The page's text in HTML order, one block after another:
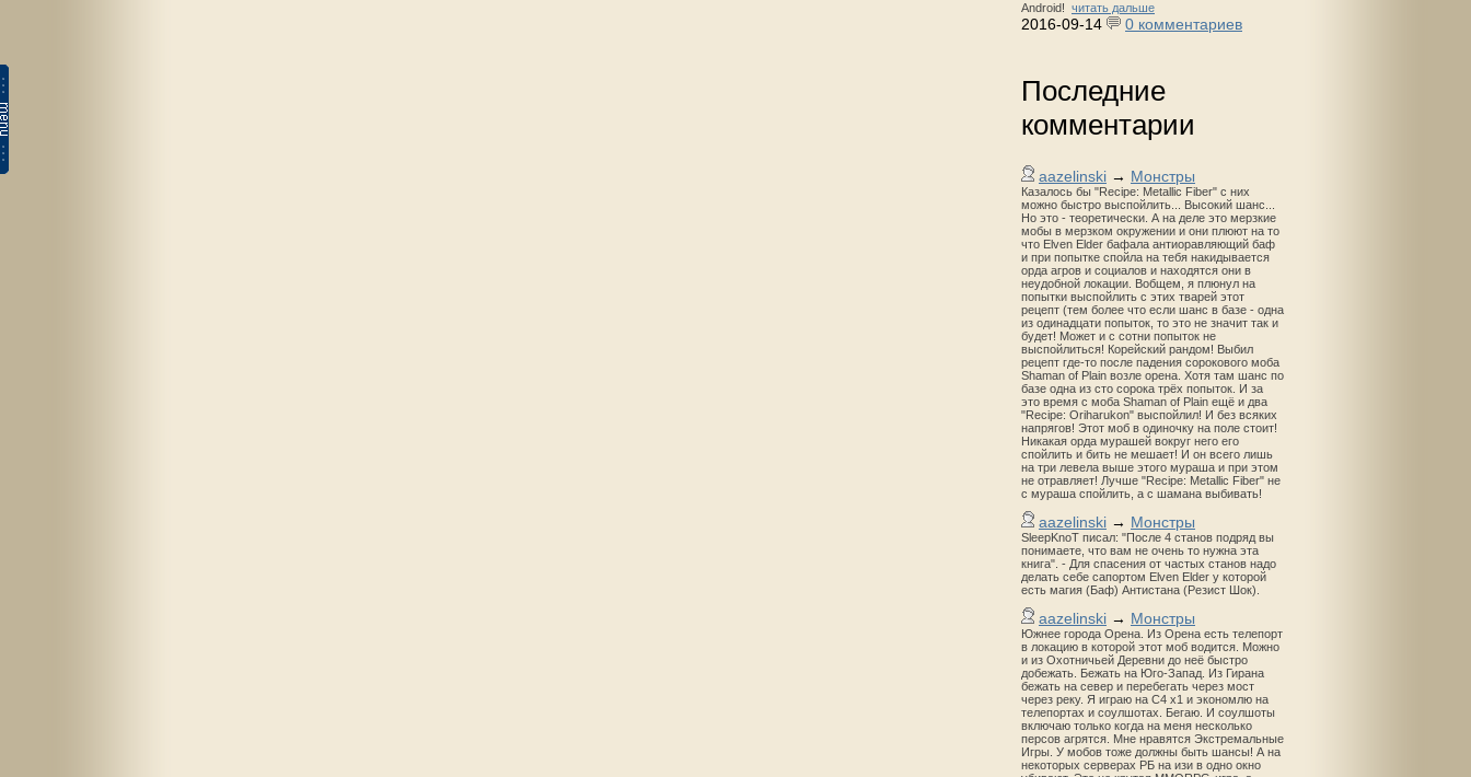
Android! читать дальше
2016-09-14 0 комментариев
Последние
комментарии
aazelinski → Монстры
Казалось бы "Recipe: Metallic Fiber" с них
можно быстро выспойлить... Высокий шанс...
Но это - теоретически. А на деле это мерзкие
мобы в мерзком окружении и они плюют на то
что Elven Elder бафала антиоравляющий баф
и при попытке спойла на тебя накидывается
орда агров и социалов и находятся они в
неудобной локации. Вобщем, я плюнул на
попытки выспойлить с этих тварей этот
рецепт (тем более что если шанс в базе - одна
из одинадцати попыток, то это не значит так и
будет! Может и с сотни попыток не
выспойлиться! Корейский рандом! Выбил
рецепт где-то после падения сорокового моба
Shaman of Plain возле орена. Хотя там шанс по
базе одна из сто сорока трёх попыток. И за
это время с моба Shaman of Plain ещё и два
"Recipe: Oriharukon" выспойлил! И без всяких
напрягов! Этот моб в одиночку на поле стоит!
Никакая орда мурашей вокруг него его
спойлить и бить не мешает! И он всего лишь
на три левела выше этого мураша и при этом
не отравляет! Лучше "Recipe: Metallic Fiber" не
с мураша спойлить, а с шамана выбивать!
aazelinski → Монстры
SleepKnoT писал: "После 4 станов подряд вы
понимаете, что вам не очень то нужна эта
книга". - Для спасения от частых станов надо
делать себе сапортом Elven Elder у которой
есть магия (Баф) Антистана (Резист Шок).
aazelinski → Монстры
Южнее города Орена. Из Орена есть телепорт
в локацию в которой этот моб водится. Можно
и из Охотничьей Деревни до неё быстро
добежать. Бежать на Юго-Запад. Из Гирана
бежать на север и перебегать через мост
через реку. Я играю на С4 х1 и экономлю на
телепортах и соулшотах. Бегаю. И соулшоты
включаю только когда на меня несколько
персов агрятся. Мне нравятся Экстремальные
Игры. У мобов тоже должны быть шансы! А на
некоторых серверах РБ на изи в одно окно